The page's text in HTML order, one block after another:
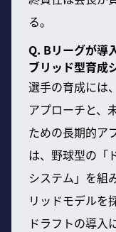
る。
Q. Bリーグが導
ブリッド型育成
選手の育成には
アプローチと、
ための長期的ア
は、野球型の「
システム」を組
リッドモデルを
ドラフトの導入